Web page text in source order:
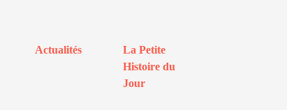
Actualités
La Petite
Histoire du
Jour